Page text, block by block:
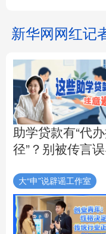
新华网网红记
助学贷款有“代
径”？别被传言
大“申”说辟谣工作室